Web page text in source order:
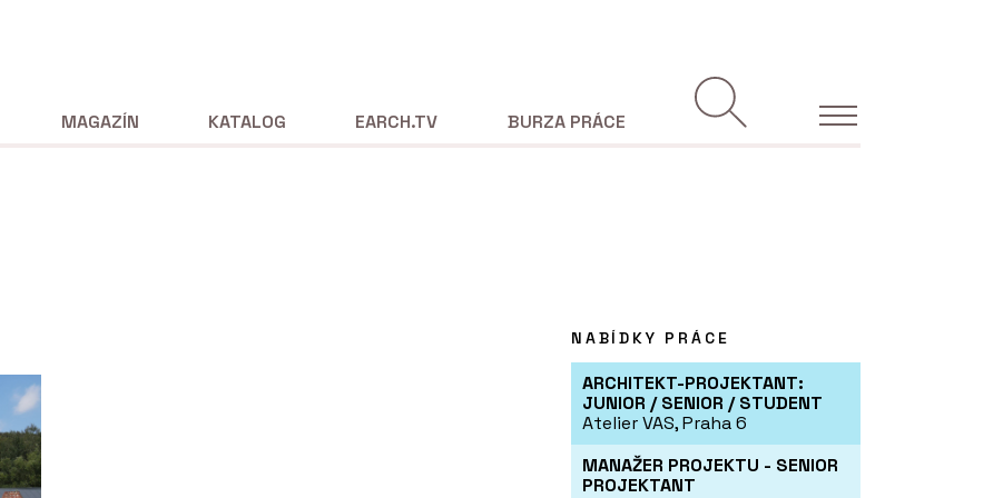
MAGAZÍN KATALOG EARCH.TV BURZA PRÁCE
NABÍDKY PRÁCE
ARCHITEKT-PROJEKTANT:
JUNIOR / SENIOR / STUDENT
Atelier VAS, Praha 6
MANAŽER PROJEKTU - SENIOR
PROJEKTANT